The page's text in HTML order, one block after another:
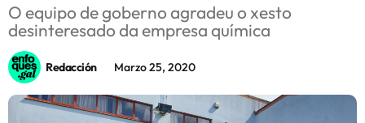
Gastronomía
Escenarios
O equipo de goberno agradeu o xesto
desinteresado da empresa química
Redacción Marzo 25, 2020